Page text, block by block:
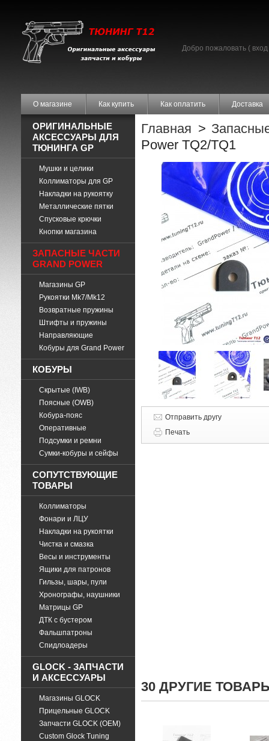
О магазине Как купить Как оплатить Доставка
Добро пожаловать ( вход
ОРИГИНАЛЬНЫЕ
АКСЕССУАРЫ ДЛЯ
ТЮНИНГА GP
Мушки и целики
Коллиматоры для GP
Накладки на рукоятку
Металлические пятки
Спусковые крючки
Кнопки магазина
ЗАПАСНЫЕ ЧАСТИ
GRAND POWER
Магазины GP
Рукоятки Mk7/Mk12
Возвратные пружины
Штифты и пружины
Направляющие
Кобуры для Grand Power
КОБУРЫ
Скрытые (IWB)
Поясные (OWB)
Кобура-пояс
Оперативные
Подсумки и ремни
Cумки-кобуры и сейфы
СОПУТСТВУЮЩИЕ
ТОВАРЫ
Коллиматоры
Фонари и ЛЦУ
Накладки на рукоятки
Чистка и смазка
Весы и инструменты
Ящики для патронов
Гильзы, шары, пули
Хронографы, наушники
Матрицы GP
ДТК с бустером
Фальшпатроны
Спидлоадеры
GLOCK - ЗАПЧАСТИ
И АКСЕССУАРЫ
Магазины GLOCK
Прицельные GLOCK
Запчасти GLOCK (OEM)
Custom Glock Tuning
Главная >
Power TQ2/TQ1
Отправить другу
Печать
30 ДРУГИЕ